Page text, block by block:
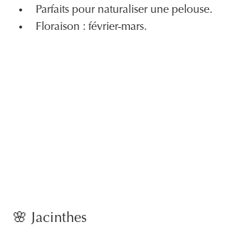
Parfaits pour naturaliser une pelouse.
Floraison : février-mars.
🌸 Jacinthes